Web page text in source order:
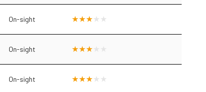
On-sight
On-sight
On-sight